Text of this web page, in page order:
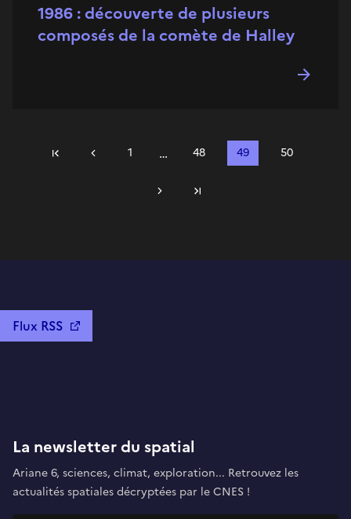
1986 : découverte de plusieurs
composés de la comète de Halley
Première pagePrécédent
1 … 48 49 50
SuivantDernière page
Flux RSS
La newsletter du spatial
Ariane 6, sciences, climat, exploration... Retrouvez les
actualités spatiales décryptées par le CNES !